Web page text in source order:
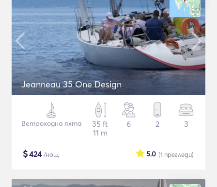
Jeanneau 35 One Design
Ветроходна яхта
35 ft
11 m
6 2 3
$424/нощ (1 прегледи)
5.0